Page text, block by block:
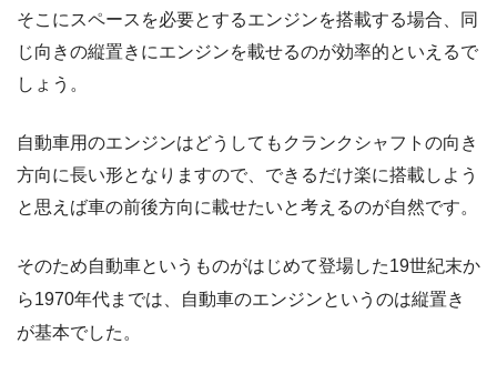
そこにスペースを必要とするエンジンを搭載する場合、同
じ向きの縦置きにエンジンを載せるのが効率的といえるで
しょう。
自動車用のエンジンはどうしてもクランクシャフトの向き
方向に長い形となりますので、できるだけ楽に搭載しよう
と思えば車の前後方向に載せたいと考えるのが自然です。
そのため自動車というものがはじめて登場した19世紀末か
ら1970年代までは、自動車のエンジンというのは縦置き
が基本でした。